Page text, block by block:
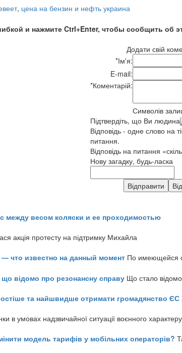
, цена на бензин и нефть украина
и нажмите Ctrl+Enter, чтобы сообщить об
Додати свій
*Ім'я:
E-mail:
*Коментарій:
Символів
Підтвердіть, що Ви людина
Відповідь - одне слово на
питання.
Відповідь на питання
Нову загадку, будь-ласка
между весом коляски и ее проходимостью
акція протесту на підтримку Михайла
что известно на данный момент По имеющейся
відомо про резонансну справу Що стало
та найшвидше отримати громадянство ЄС
в умовах надзвичайної ситуації воєнного
модель тарифів у мобільних операторів?